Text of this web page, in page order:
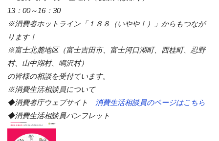
13：00～16：30
※消費者ホットライン「１８８（いやや！）」からもつなが
ります！
※富士北麓地区（富士吉田市、富士河口湖町、西桂町、忍野
村、山中湖村、鳴沢村）
の皆様の相談を受付ています。
※消費生活相談員について
◆消費者庁ウェブサイト
消費生活相談員のページはこちら
◆消費生活相談員パンフレット